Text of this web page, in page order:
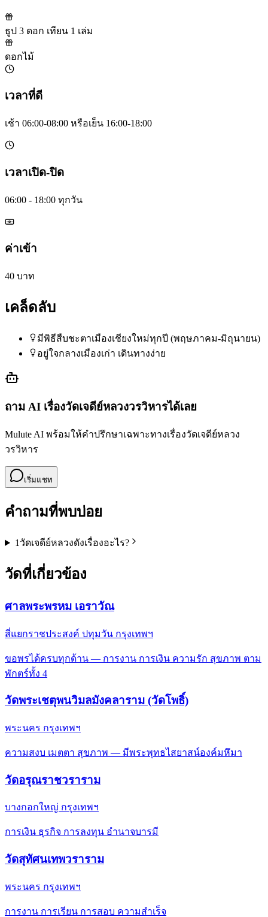
ธูป 3 ดอก เทียน 1 เล่ม
ดอกไม้
เวลาที่ดี
เช้า 06:00-08:00 หรือเย็น 16:00-18:00
เวลาเปิด-ปิด
06:00 - 18:00 ทุกวัน
ค่าเข้า
40 บาท
เคล็ดลับ
มีพิธีสืบชะตาเมืองเชียงใหม่ทุกปี (พฤษภาคม-มิถุนายน)
อยู่ใจกลางเมืองเก่า เดินทางง่าย
ถาม AI เรื่องวัดเจดีย์หลวงวรวิหารได้เลย
Mulute AI พร้อมให้คำปรึกษาเฉพาะทางเรื่องวัดเจดีย์หลวง
วรวิหาร
เริ่มแชท
คำถามที่พบบ่อย
1 วัดเจดีย์หลวงดังเรื่องอะไร?
วัดที่เกี่ยวข้อง
ศาลพระพรหม เอราวัณ
สี่แยกราชประสงค์ ปทุมวัน กรุงเทพฯ
ขอพรได้ครบทุกด้าน — การงาน การเงิน ความรัก สุขภาพ ตาม
พักตร์ทั้ง 4
วัดพระเชตุพนวิมลมังคลาราม (วัดโพธิ์)
พระนคร กรุงเทพฯ
ความสงบ เมตตา สุขภาพ — มีพระพุทธไสยาสน์องค์มหึมา
วัดอรุณราชวราราม
บางกอกใหญ่ กรุงเทพฯ
การเงิน ธุรกิจ การลงทุน อำนาจบารมี
วัดสุทัศนเทพวราราม
พระนคร กรุงเทพฯ
การงาน การเรียน การสอบ ความสำเร็จ